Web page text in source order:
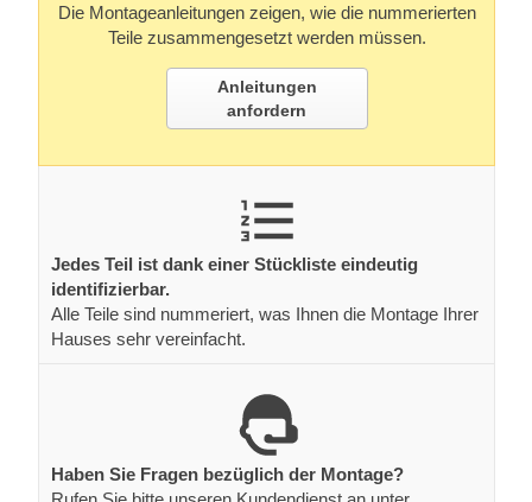
Die Montageanleitungen zeigen, wie die nummerierten
Teile zusammengesetzt werden müssen.
Anleitungen
anfordern
Jedes Teil ist dank einer Stückliste eindeutig
identifizierbar.
Alle Teile sind nummeriert, was Ihnen die Montage Ihrer
Hauses sehr vereinfacht.
Haben Sie Fragen bezüglich der Montage?